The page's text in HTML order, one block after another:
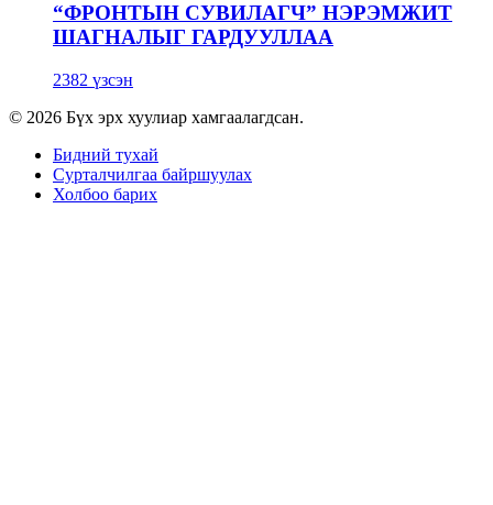
“ФРОНТЫН СУВИЛАГЧ” НЭРЭМЖИТ
ШАГНАЛЫГ ГАРДУУЛЛАА
2382 үзсэн
© 2026 Бүх эрх хуулиар хамгаалагдсан.
Бидний тухай
Сурталчилгаа байршуулах
Холбоо барих